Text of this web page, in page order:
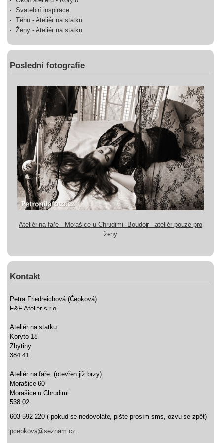
Svatební inspirace
Těhu - Ateliér na statku
Ženy - Ateliér na statku
Poslední fotografie
Ateliér na faře - Morašice u Chrudimi -Boudoir - ateliér pouze pro
ženy
Kontakt
Petra Friedreichová (Čepková)
F&F Ateliér s.r.o.
Ateliér na statku:
Koryto 18
Zbytiny
384 41
Ateliér na faře: (otevřen již brzy)
Morašice 60
Morašice u Chrudimi
538 02
603 592 220 ( pokud se nedovoláte, pište prosím sms, ozvu se zpět)
pcepkova@seznam.cz